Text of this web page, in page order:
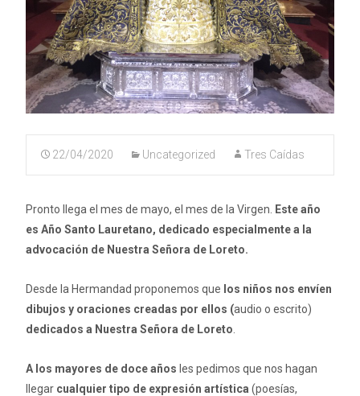
22/04/2020 Uncategorized Tres Caídas
Pronto llega el mes de mayo, el mes de la Virgen.
Este año
es Año Santo Lauretano, dedicado especialmente a la
advocación de Nuestra Señora de Loreto.
Desde la Hermandad proponemos que los niños nos envíen
dibujos y oraciones creadas por ellos (audio o escrito)
dedicados a Nuestra Señora de Loreto
A los mayores de doce años les pedimos que nos hagan
llegar cualquier tipo de expresión artística (poesías,